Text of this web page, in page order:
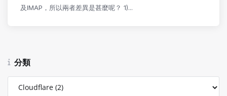
分類
及IMAP，所以兩者差異是甚麼呢？ 1)...